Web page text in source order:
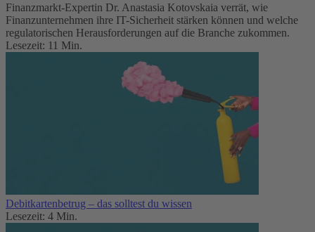
Finanzmarkt-Expertin Dr. Anastasia Kotovskaia verrät, wie
Finanzunternehmen ihre IT-Sicherheit stärken können und welche
regulatorischen Herausforderungen auf die Branche zukommen.
Lesezeit: 11 Min.
Debitkartenbetrug – das solltest du wissen
Lesezeit: 4 Min.